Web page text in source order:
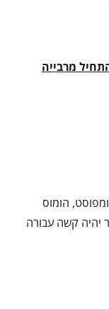
מרבייה
הומוס
יהיה קשה עבורה